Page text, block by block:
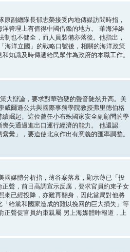
副總隊長郁志榮接受內地傳媒訪問時指，
管理上有值得中國借鑑的地方。 華海洋維
也不健全，而人員裝備亦落後。他指出，
海洋立國」的戰略口號後，相關的海洋政策
知識及時傳遞給民眾作為政府的本職工作。
大辯論，要求對華強硬的聲音陡然升高。美
威爾遜公共與國際事務學院教授弗里德伯格
崛起。這位曾任小布殊國家安全副顧問的學
失通過進出口運行經濟的能力。 他還認
纍」，要迫使北京作出有意義的匯率調整。
國媒體分析指，薄谷案落幕，顯示薄已「投
聲，前日高調宣示反腐，要求官員約束子女
來已經投降，亦難再翻身，因此當局對他將
給黨和國家造成的難以挽回的巨大損失」等
正聲促官員約束親屬 另上海媒體昨報道，上